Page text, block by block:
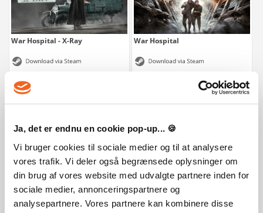
Ja, det er endnu en cookie pop-up... 🍪
Vi bruger cookies til sociale medier og til at analysere
vores trafik. Vi deler også begrænsede oplysninger om
din brug af vores website med udvalgte partnere inden for
sociale medier, annonceringspartnere og
analysepartnere. Vores partnere kan kombinere disse
War Hospital - X-Ray War Hospital
219 kr.
Star Trek: Infinite - Deluxe Edition Star Trek: Infinite